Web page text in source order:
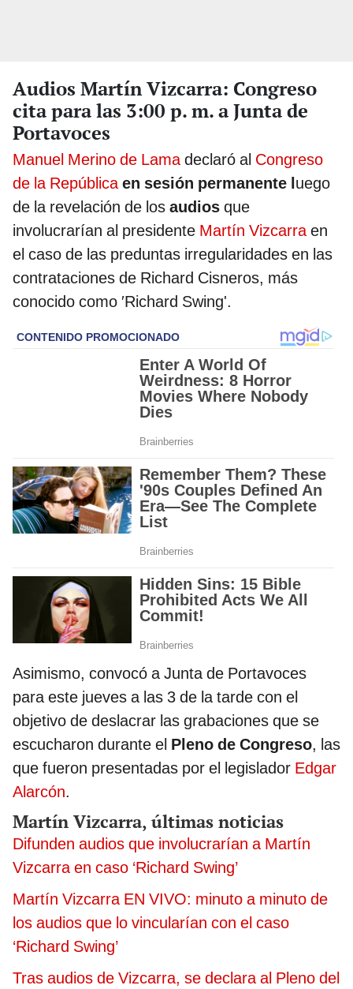
Audios Martín Vizcarra: Congreso
cita para las 3:00 p. m. a Junta de
Portavoces
Manuel Merino de Lamadeclaró al Congreso
de la República en sesión permanente luego
de la revelación de los audios que
involucrarían al presidente Martín Vizcarraen
el caso de las preduntas irregularidades en las
contrataciones de Richard Cisneros, más
conocido como ′Richard Swing'.
Asimismo, convocó a Junta de Portavoces
para este jueves a las 3 de la tarde con el
objetivo de deslacrar las grabaciones que se
escucharon durante el Pleno de Congreso, las
que fueron presentadas por el legislador Edgar
Alarcón.
Martín Vizcarra, últimas noticias
Difunden audios que involucrarían a Martín
Vizcarra en caso ‘Richard Swing’
Martín Vizcarra EN VIVO: minuto a minuto de
los audios que lo vincularían con el caso
‘Richard Swing’
Tras audios de Vizcarra, se declara al Pleno del